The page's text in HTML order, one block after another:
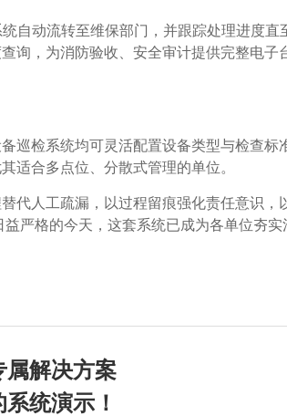
自动流转至维保部门，并跟踪处理进度直
询，为消防验收、安全审计提供完整电子
巡检系统均可灵活配置设备类型与检查标
适合多点位、分散式管理的单位。
代人工疏漏，以过程留痕强化责任意识，
益严格的今天，这套系统已成为各单位夯实
属解决方案
统演示！